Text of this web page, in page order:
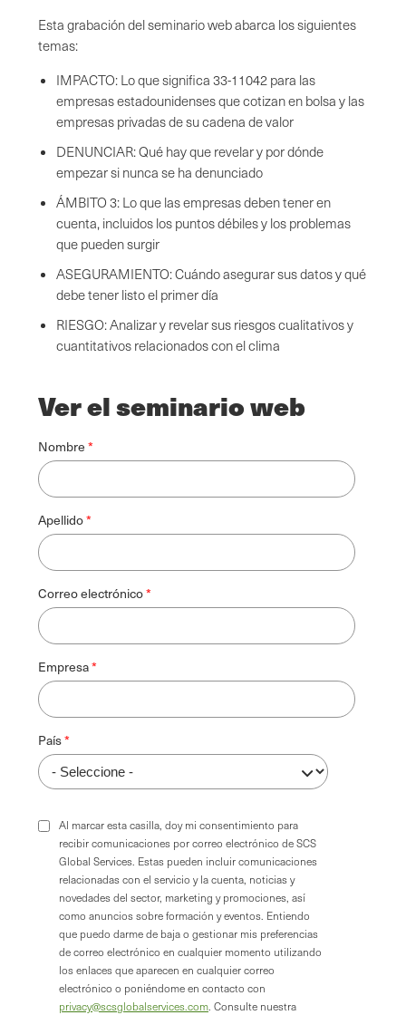
Esta grabación del seminario web abarca los siguientes
temas:
IMPACTO: Lo que significa 33-11042 para las
empresas estadounidenses que cotizan en bolsa y las
empresas privadas de su cadena de valor
DENUNCIAR: Qué hay que revelar y por dónde
empezar si nunca se ha denunciado
ÁMBITO 3: Lo que las empresas deben tener en
cuenta, incluidos los puntos débiles y los problemas
que pueden surgir
ASEGURAMIENTO: Cuándo asegurar sus datos y qué
debe tener listo el primer día
RIESGO: Analizar y revelar sus riesgos cualitativos y
cuantitativos relacionados con el clima
Ver el seminario web
Nombre
Apellido
Correo electrónico
Empresa
País
Al marcar esta casilla, doy mi consentimiento para
recibir comunicaciones por correo electrónico de SCS
Global Services. Estas pueden incluir comunicaciones
relacionadas con el servicio y la cuenta, noticias y
novedades del sector, marketing y promociones, así
como anuncios sobre formación y eventos. Entiendo
que puedo darme de baja o gestionar mis preferencias
de correo electrónico en cualquier momento utilizando
los enlaces que aparecen en cualquier correo
electrónico o poniéndome en contacto con
privacy@scsglobalservices.com . Consulte nuestra